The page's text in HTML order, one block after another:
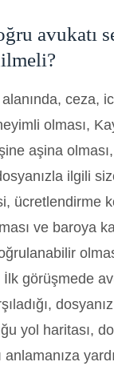
avukatı
ceza,
olması,
aşina
ilgili
ücretlendirme
ve baroya
İlk görüşmede
yol haritası,
anlamanıza